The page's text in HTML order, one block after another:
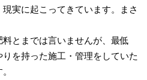
実に起こってきています。まさ
とまでは言いませんが、最低
を持った施工・管理をしていた